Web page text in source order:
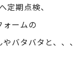
定期点検、
ォームの
バタバタと、、、